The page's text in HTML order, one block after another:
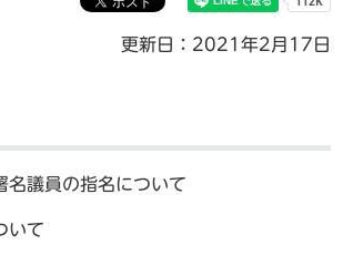
更新日：2021年2月17日
名議員の指名について
いて